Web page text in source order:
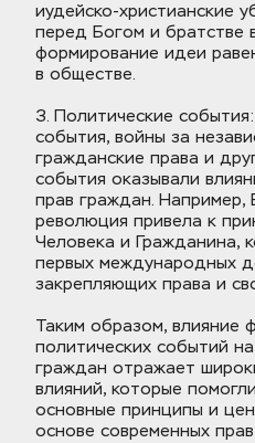
иудейско-христианские
перед Богом и братстве
формирование идеи
в обществе.
3. Политические
события, войны за
гражданские права и
события оказывали
прав граждан. Например,
революция привела к
Человека и Гражданина,
первых международных
закрепляющих права и
Таким образом, влияние
политических событий
граждан отражает
влияний, которые
основные принципы и
основе современных